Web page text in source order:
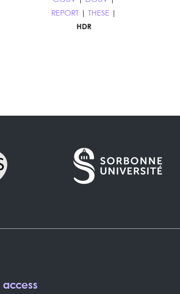
REPORT
THESE
HDR
access